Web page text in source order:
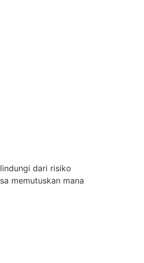
dari risiko
memutuskan mana